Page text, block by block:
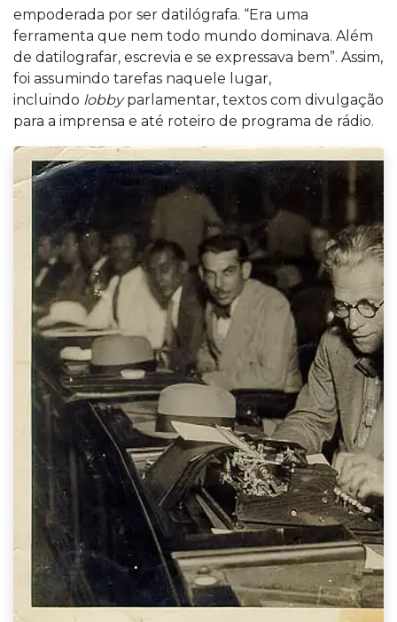
empoderada por ser datilógrafa. “Era uma
ferramenta que nem todo mundo dominava. Além
de datilografar, escrevia e se expressava bem”. Assim,
foi assumindo tarefas naquele lugar,
incluindo lobbyparlamentar, textos com divulgação
para a imprensa e até roteiro de programa de rádio.